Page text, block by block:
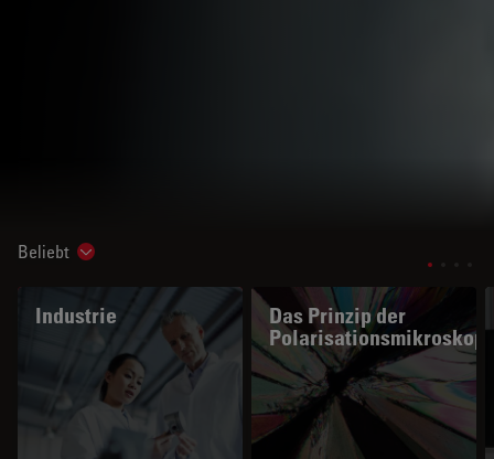
Beliebt Show subnavigation
Industrie
Das Prinzip der